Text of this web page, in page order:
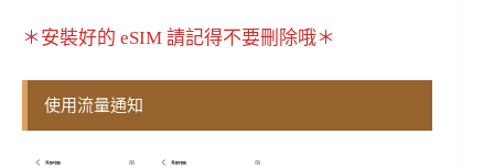
＊安裝好的 eSIM 請記得不要刪除哦＊
使用流量通知